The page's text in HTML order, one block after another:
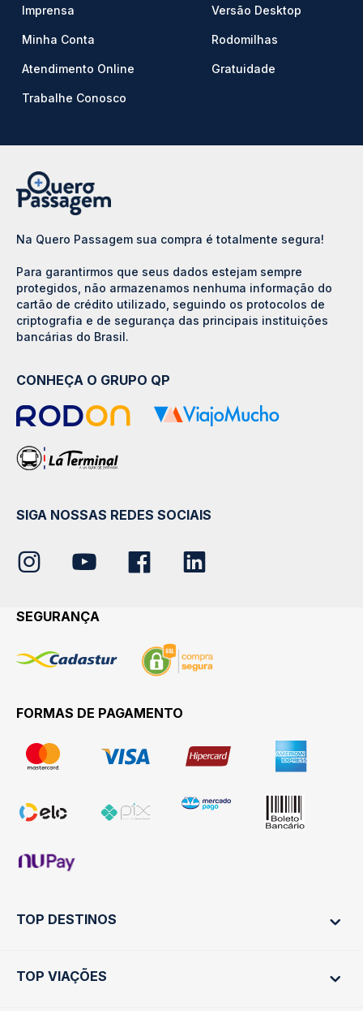
Imprensa
Minha Conta
Atendimento Online
Trabalhe Conosco
Versão Desktop
Rodomilhas
Gratuidade
Na Quero Passagem sua compra é totalmente segura!
Para garantirmos que seus dados estejam sempre
protegidos, não armazenamos nenhuma informação do
cartão de crédito utilizado, seguindo os protocolos de
criptografia e de segurança das principais instituições
bancárias do Brasil.
CONHEÇA O GRUPO QP
SIGA NOSSAS REDES SOCIAIS
SEGURANÇA
FORMAS DE PAGAMENTO
TOP DESTINOS
Ônibus Rio de Janeiro
TOP VIAÇÕES